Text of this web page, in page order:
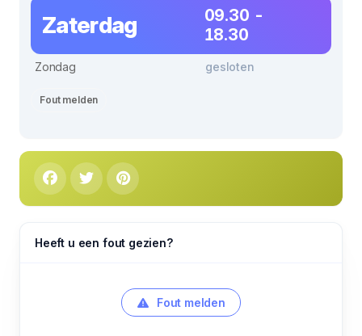
Zaterdag
09.30 -
18.30
Zondag gesloten
Fout melden
Heeft u een fout gezien?
Fout melden